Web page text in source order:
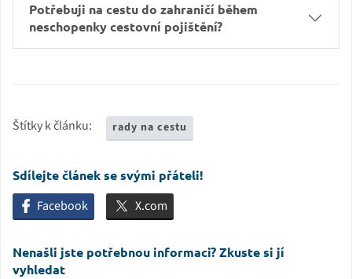
Potřebuji na cestu do zahraničí během
neschopenky cestovní pojištění?
Štítky k článku: rady na cestu
Sdílejte článek se svými přáteli!
Facebook X.com
Nenašli jste potřebnou informaci? Zkuste si jí
vyhledat